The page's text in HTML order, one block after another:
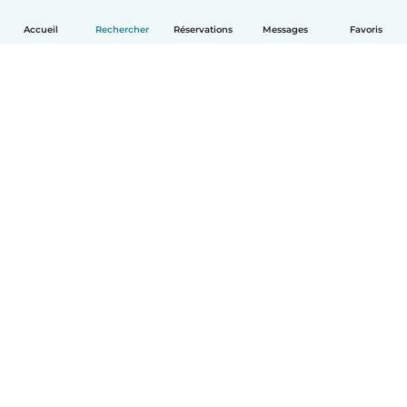
Accueil Rechercher Réservations Messages Favoris